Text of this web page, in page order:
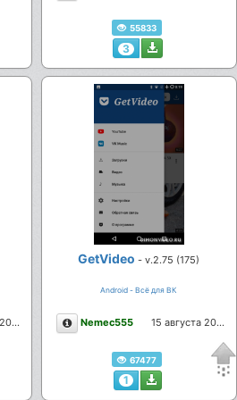
55833
3
15 августа 2021
GetVideo - v.2.75 (175)
Android - Всё для ВК
Описание
Nemec555 15 августа 2021
67477
1